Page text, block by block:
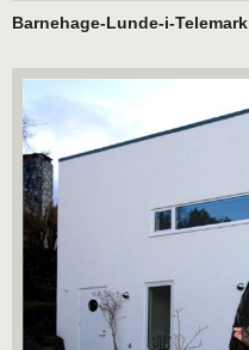
Barnehage-Lunde-i-Telemark